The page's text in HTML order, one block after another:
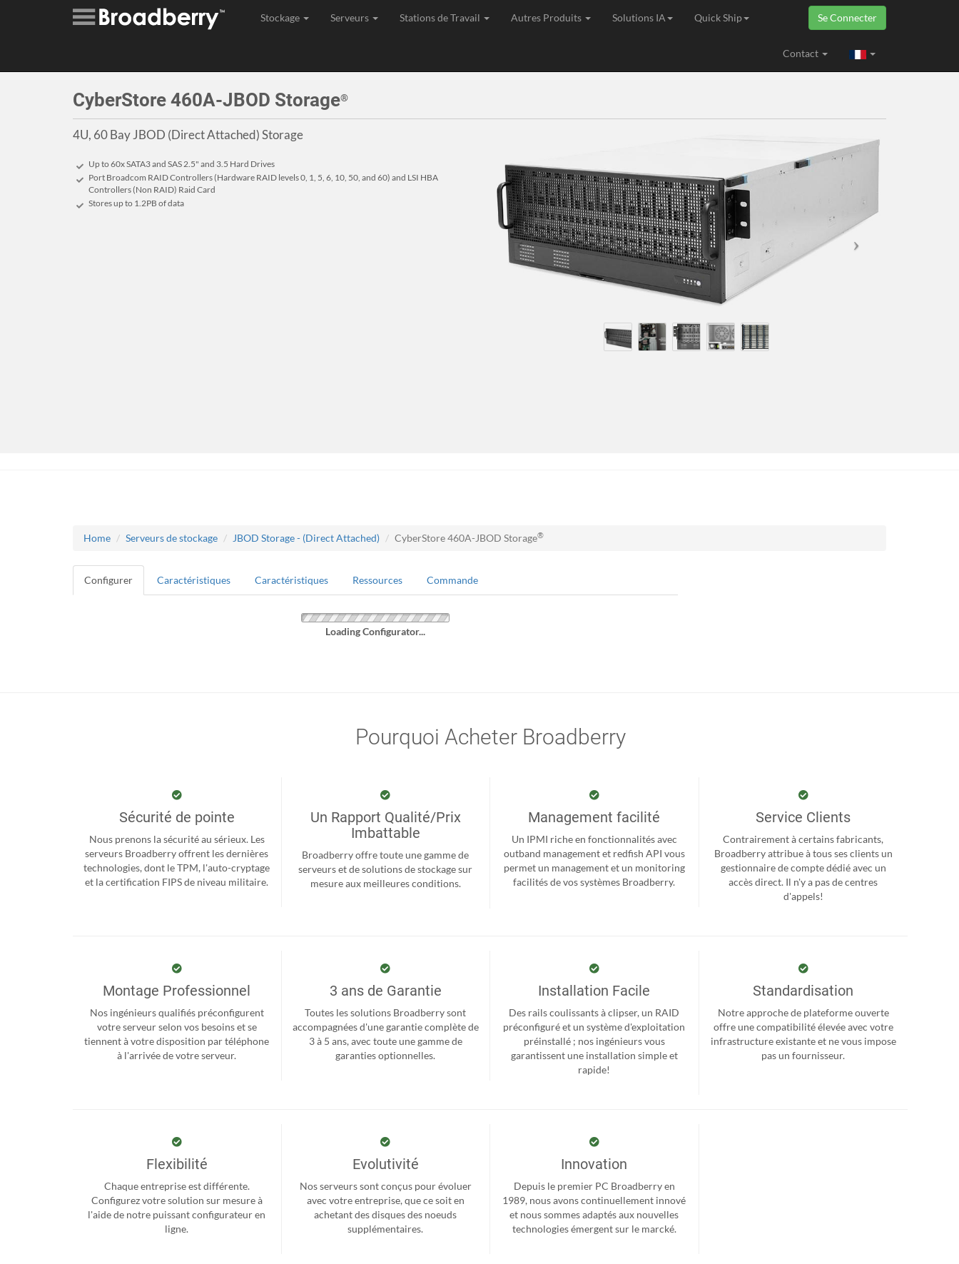
Stockage Serveurs Stations de Travail Autres Produits Solutions IA Quick Ship Se Connecter
Contact
CyberStore 460A-JBOD Storage®
4U, 60 Bay JBOD (Direct Attached) Storage
Up to 60x SATA3 and SAS 2.5" and 3.5 Hard Drives
Port Broadcom RAID Controllers (Hardware RAID levels 0, 1, 5, 6, 10, 50, and 60) and LSI HBA
Controllers (Non RAID) Raid Card
Stores up to 1.2PB of data
Home Serveurs de stockage JBOD Storage - (Direct Attached) CyberStore 460A-JBOD Storage®
Configurer Caractéristiques Caractéristiques Ressources Commande
Loading Configurator...
Pourquoi Acheter Broadberry
Sécurité de pointe
Nous prenons la sécurité au sérieux. Les
serveurs Broadberry offrent les dernières
technologies, dont le TPM, l'auto-cryptage
et la certification FIPS de niveau militaire.
Un Rapport Qualité/Prix
Imbattable
Broadberry offre toute une gamme de
serveurs et de solutions de stockage sur
mesure aux meilleures conditions.
Management facilité
Un IPMI riche en fonctionnalités avec
outband management et redfish API vous
permet un management et un monitoring
facilités de vos systèmes Broadberry.
Service Clients
Contrairement à certains fabricants,
Broadberry attribue à tous ses clients un
gestionnaire de compte dédié avec un
accès direct. Il n'y a pas de centres
d'appels!
Montage Professionnel
Nos ingénieurs qualifiés préconfigurent
votre serveur selon vos besoins et se
tiennent à votre disposition par téléphone
à l'arrivée de votre serveur.
3 ans de Garantie
Toutes les solutions Broadberry sont
accompagnées d'une garantie complète de
3 à 5 ans, avec toute une gamme de
garanties optionnelles.
Installation Facile
Des rails coulissants à clipser, un RAID
préconfiguré et un système d'exploitation
préinstallé ; nos ingénieurs vous
garantissent une installation simple et
rapide!
Standardisation
Notre approche de plateforme ouverte
offre une compatibilité élevée avec votre
infrastructure existante et ne vous impose
pas un fournisseur.
Flexibilité
Chaque entreprise est différente.
Configurez votre solution sur mesure à
l'aide de notre puissant configurateur en
ligne.
Evolutivité
Nos serveurs sont conçus pour évoluer
avec votre entreprise, que ce soit en
achetant des disques des noeuds
supplémentaires.
Innovation
Depuis le premier PC Broadberry en
1989, nous avons continuellement innové
et nous sommes adaptés aux nouvelles
technologies émergent sur le marcké.